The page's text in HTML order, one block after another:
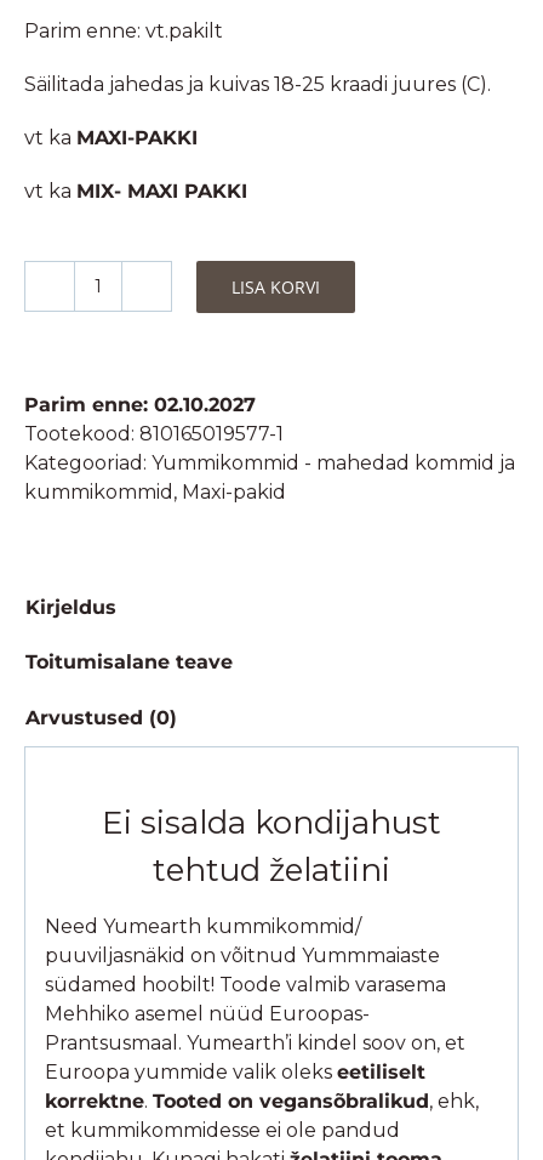
Parim enne: vt.pakilt
Säilitada jahedas ja kuivas 18-25 kraadi juures (C).
vt ka MAXI-PAKKI
vt ka MIX- MAXI PAKKI
Puuviljasnäkid-
198g-
10x
19,8g
taskupakikest
LISA KORVI
Parim enne: 02.10.2027
Tootekood: 810165019577-1
Kategooriad: Yummikommid - mahedad kommid ja
kummikommid , Maxi-pakid
Kirjeldus
Toitumisalane teave
Arvustused (0)
Ei sisalda kondijahust
tehtud želatiini
Need Yumearth kummikommid/
puuviljasnäkid on võitnud Yummmaiaste
südamed hoobilt! Toode valmib varasema
Mehhiko asemel nüüd Euroopas-
Prantsusmaal. Yumearth’i kindel soov on, et
Euroopa yummide valik olekseetiliselt
korrektne.Tooted on vegansõbralikud, ehk,
et kummikommidesse ei ole pandud